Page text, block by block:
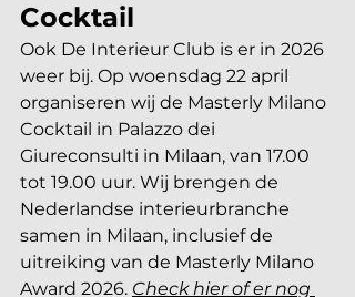
Cocktail
Ook De Interieur Club is er in 2026
weer bij. Op woensdag 22 april
organiseren wij de Masterly Milano
Cocktail in Palazzo dei
Giureconsulti in Milaan, van 17.00
tot 19.00 uur. Wij brengen de
Nederlandse interieurbranche
samen in Milaan, inclusief de
uitreiking van de Masterly Milano
Award 2026. Check hier of er nog